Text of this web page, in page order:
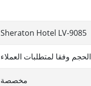
Sheraton Hotel LV-9085
الحجم وفقا لمتطلبات العملاء
مخصصة